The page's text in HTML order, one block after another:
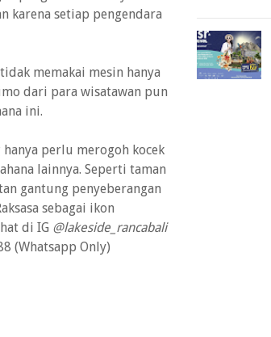
karena setiap pengendara
memakai mesin hanya
dari para wisatawan pun
ini.
perlu merogoh kocek
lainnya. Seperti taman
gantung penyeberangan
sebagai ikon
di IG @lakeside_rancabali
(Whatsapp Only)